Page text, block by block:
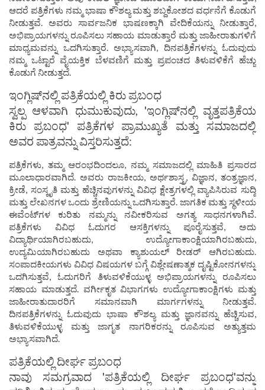
ಆದರೆ ಪತ್ರಿಕೆಗಳು ನಮ್ಮ ಭಾಷಾ ಕೌಶಲ್ಯ ಮತ್ತು ಶಬ್ದಕೋಶದ ವರ್ಧನೆಗೆ ಕೊಡುಗೆ
ನೀಡುತ್ತವೆ. ಅವರು ಸಾರ್ವಜನಿಕ ಭಾಷಣಕ್ಕಾಗಿ ವೇದಿಕೆಯನ್ನು ನೀಡುತ್ತಾರೆ,
ಅಭಿಪ್ರಾಯಗಳನ್ನು ರೂಪಿಸಲು ಸಹಾಯ ಮಾಡುತ್ತಾರೆ ಮತ್ತು ಜಾಹೀರಾತುಗಳಿಗೆ
ಮಾಧ್ಯಮವನ್ನು ಒದಗಿಸುತ್ತಾರೆ. ಅಭ್ಯಾಸವಾಗಿ, ದಿನಪತ್ರಿಕೆಗಳನ್ನು ಓದುವುದು
ನಮ್ಮ ಒಟ್ಟಾರೆ ವೈಯಕ್ತಿಕ ಬೆಳವಣಿಗೆ ಮತ್ತು ಪ್ರಪಂಚದ ತಿಳುವಳಿಕೆಗೆ ಹೆಚ್ಚು
ಕೊಡುಗೆ ನೀಡುತ್ತದೆ.
ಇಂಗ್ಲಿಷ್‌ನಲ್ಲಿ ಪತ್ರಿಕೆಯಲ್ಲಿ ಕಿರು ಪ್ರಬಂಧ
ಸ್ವಲ್ಪ ಆಳವಾಗಿ ಧುಮುಕುವುದು, 'ಇಂಗ್ಲಿಷ್‌ನಲ್ಲಿ ವೃತ್ತಪತ್ರಿಕೆಯ
ಕಿರು ಪ್ರಬಂಧ' ಪತ್ರಿಕೆಗಳ ಪ್ರಾಮುಖ್ಯತೆ ಮತ್ತು ಸಮಾಜದಲ್ಲಿ
ಅವರ ಪಾತ್ರವನ್ನು ವಿಸ್ತರಿಸುತ್ತದೆ:
ಪತ್ರಿಕೆಗಳು, ತಮ್ಮ ಆರಂಭದಿಂದಲೂ, ನಮ್ಮ ಸಮಾಜದಲ್ಲಿ ಮಾಹಿತಿ ಪ್ರಸಾರದ
ಮೂಲಾಧಾರವಾಗಿದೆ. ಅವರು ರಾಜಕೀಯ, ಅರ್ಥಶಾಸ್ತ್ರ, ವಿಜ್ಞಾನ, ತಂತ್ರಜ್ಞಾನ,
ಕ್ರೀಡೆ, ಸಂಸ್ಕೃತಿ ಮತ್ತು ಹೆಚ್ಚಿನವುಗಳನ್ನು ವಿವಿಧ ಕ್ಷೇತ್ರಗಳಲ್ಲಿ ವ್ಯಾಪಿಸಿರುವ ಸುದ್ದಿ
ಮತ್ತು ಲೇಖನಗಳ ಒಂದು ಶ್ರೇಣಿಯನ್ನು ಒದಗಿಸುತ್ತಾರೆ. ಜಾಗತಿಕ ಮತ್ತು ಸ್ಥಳೀಯ
ಈವೆಂಟ್‌ಗಳ ಕುರಿತು ನಮ್ಮನ್ನು ನವೀಕರಿಸುವ ಅಗತ್ಯ ಸಾಧನಗಳಾಗಿವೆ.
ಪತ್ರಿಕೆಗಳು ವಿವಿಧ ಓದುಗರ ಆಸಕ್ತಿಗಳನ್ನು ಪೂರೈಸುತ್ತವೆ, ಅದು
ವಿದ್ಯಾರ್ಥಿಯಾಗಿರಬಹುದು, ಉದ್ಯೋಗಾಕಾಂಕ್ಷಿಯಾಗಿರಬಹುದು,
ಉದ್ಯಮಿಯಾಗಿರಬಹುದು ಅಥವಾ ಕ್ಯಾಶುಯಲ್ ರೀಡರ್ ಆಗಿರಬಹುದು.
ಸಂಪಾದಕೀಯಗಳು ವಿವಿಧ ವಿಷಯಗಳ ಬಗ್ಗೆ ವಿಶ್ಲೇಷಣಾತ್ಮಕ ದೃಷ್ಟಿಕೋನಗಳನ್ನು
ಒದಗಿಸುತ್ತವೆ, ಓದುಗರಿಗೆ ತಿಳುವಳಿಕೆಯುಳ್ಳ ಅಭಿಪ್ರಾಯಗಳನ್ನು ರೂಪಿಸಲು
ಸಹಾಯ ಮಾಡುತ್ತದೆ. ವರ್ಗೀಕೃತ ವಿಭಾಗಗಳು ಉದ್ಯೋಗಾಕಾಂಕ್ಷಿಗಳು ಮತ್ತು
ಜಾಹೀರಾತುದಾರರಿಗೆ ಸಮಾನವಾಗಿ ಮಾರ್ಗಗಳನ್ನು ನೀಡುತ್ತವೆ.
ದಿನಪತ್ರಿಕೆಗಳನ್ನು ಓದುವುದು ಭಾಷಾ ಕೌಶಲ್ಯ ಮತ್ತು ಜ್ಞಾನವನ್ನು ಹೆಚ್ಚಿಸುವ,
ತಿಳುವಳಿಕೆಯುಳ್ಳ ಮತ್ತು ಜಾಗೃತ ನಾಗರಿಕರನ್ನು ರೂಪಿಸುವ ಅತ್ಯುತ್ತಮ
ಅಭ್ಯಾಸವಾಗಿದೆ.
ಪತ್ರಿಕೆಯಲ್ಲಿ ದೀರ್ಘ ಪ್ರಬಂಧ
ನಾವು ಸಮಗ್ರವಾದ 'ಪತ್ರಿಕೆಯಲ್ಲಿ ದೀರ್ಘ ಪ್ರಬಂಧ'ವನ್ನು